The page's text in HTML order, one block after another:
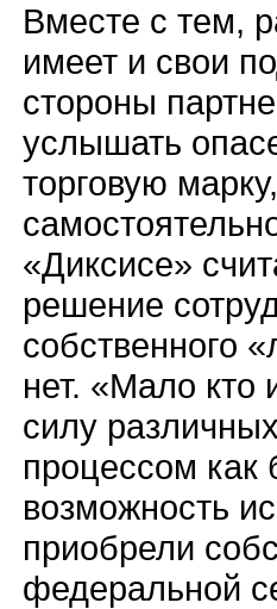
Вместе с тем,
имеет и свои
стороны
услышать
торговую
«Диксисе»
решение
собственного
нет. «Мало кто
силу
процессом как
возможность
приобрели
федеральной